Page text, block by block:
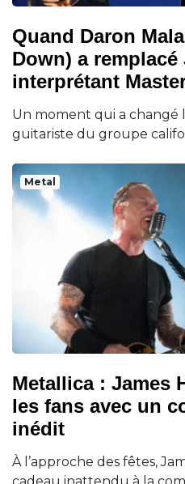
Quand Daron
Down) a
interprétant
Un moment qui a
guitariste du groupe
Metal
Metallica : James
les fans avec un
inédit
À l’approche des fêtes,